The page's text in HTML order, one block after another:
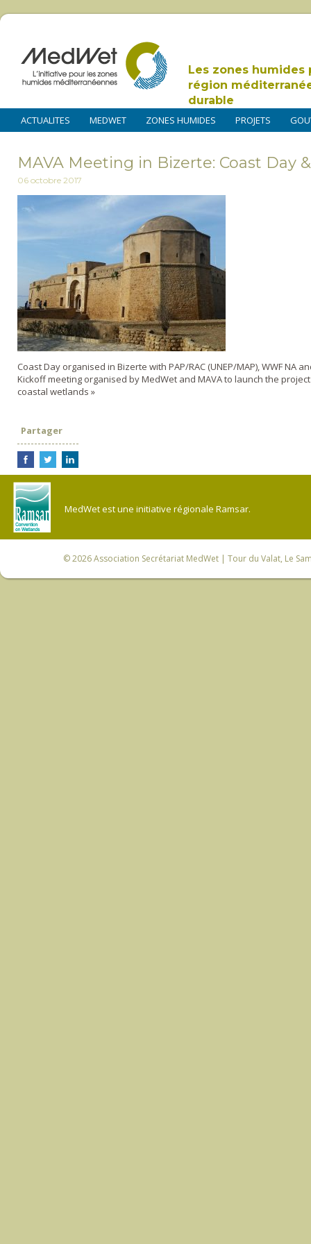
Les zones humides
région
durable
ACTUALITES MEDWET ZONES HUMIDES PROJETS
MAVA Meeting in Bizerte: Coast Day
06 octobre 2017
Coast Day organised in Bizerte with PAP/RAC (UNEP/MAP), WWF NA
Kickoff meeting organised by MedWet and MAVA to launch the
coastal wetlands »
Partager
MedWet est une initiative régionale Ramsar.
© 2026Association Secrétariat MedWet | Tour du Valat, Le